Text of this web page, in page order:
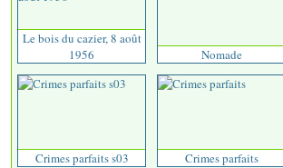
Le bois du cazier, 8 août
1956
Nomade
Crimes parfaits s03 Crimes parfaits